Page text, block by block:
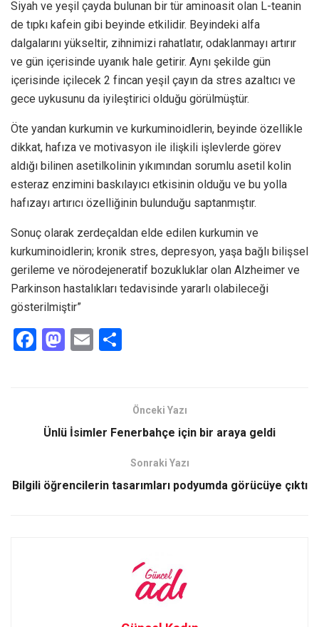
Siyah ve yeşil çayda bulunan bir tür aminoasit olan L-teanin
de tıpkı kafein gibi beyinde etkilidir. Beyindeki alfa
dalgalarını yükseltir, zihnimizi rahatlatır, odaklanmayı artırır
ve gün içerisinde uyanık hale getirir. Aynı şekilde gün
içerisinde içilecek 2 fincan yeşil çayın da stres azaltıcı ve
gece uykusunu da iyileştirici olduğu görülmüştür.
Öte yandan kurkumin ve kurkuminoidlerin, beyinde özellikle
dikkat, hafıza ve motivasyon ile ilişkili işlevlerde görev
aldığı bilinen asetilkolinin yıkımından sorumlu asetil kolin
esteraz enzimini baskılayıcı etkisinin olduğu ve bu yolla
hafızayı artırıcı özelliğinin bulunduğu saptanmıştır.
Sonuç olarak zerdeçaldan elde edilen kurkumin ve
kurkuminoidlerin; kronik stres, depresyon, yaşa bağlı bilişsel
gerileme ve nörodejeneratif bozukluklar olan Alzheimer ve
Parkinson hastalıkları tedavisinde yararlı olabileceği
gösterilmiştir”
F
o
k
M
d
n
E
Önceki Yazı
Ünlü İsimler Fenerbahçe için bir araya geldi
Sonraki Yazı
Bilgili öğrencilerin tasarımları podyumda görücüye çıktı